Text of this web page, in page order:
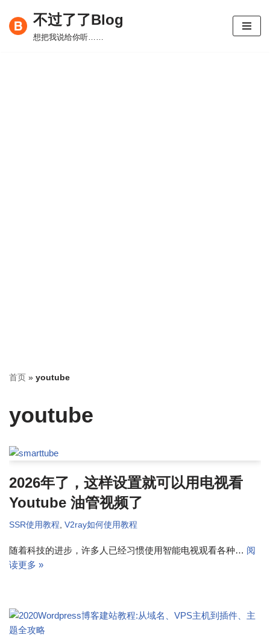
跳
不过了了Blog
想把我说给你听……
首页 » youtube
youtube
2026年了，这样设置就可以用电视看
Youtube 油管视频了
SSR使用教程, V2ray如何使用教程
随着科技的进步，许多人已经习惯使用智能电视观看各种… 阅
读更多 »